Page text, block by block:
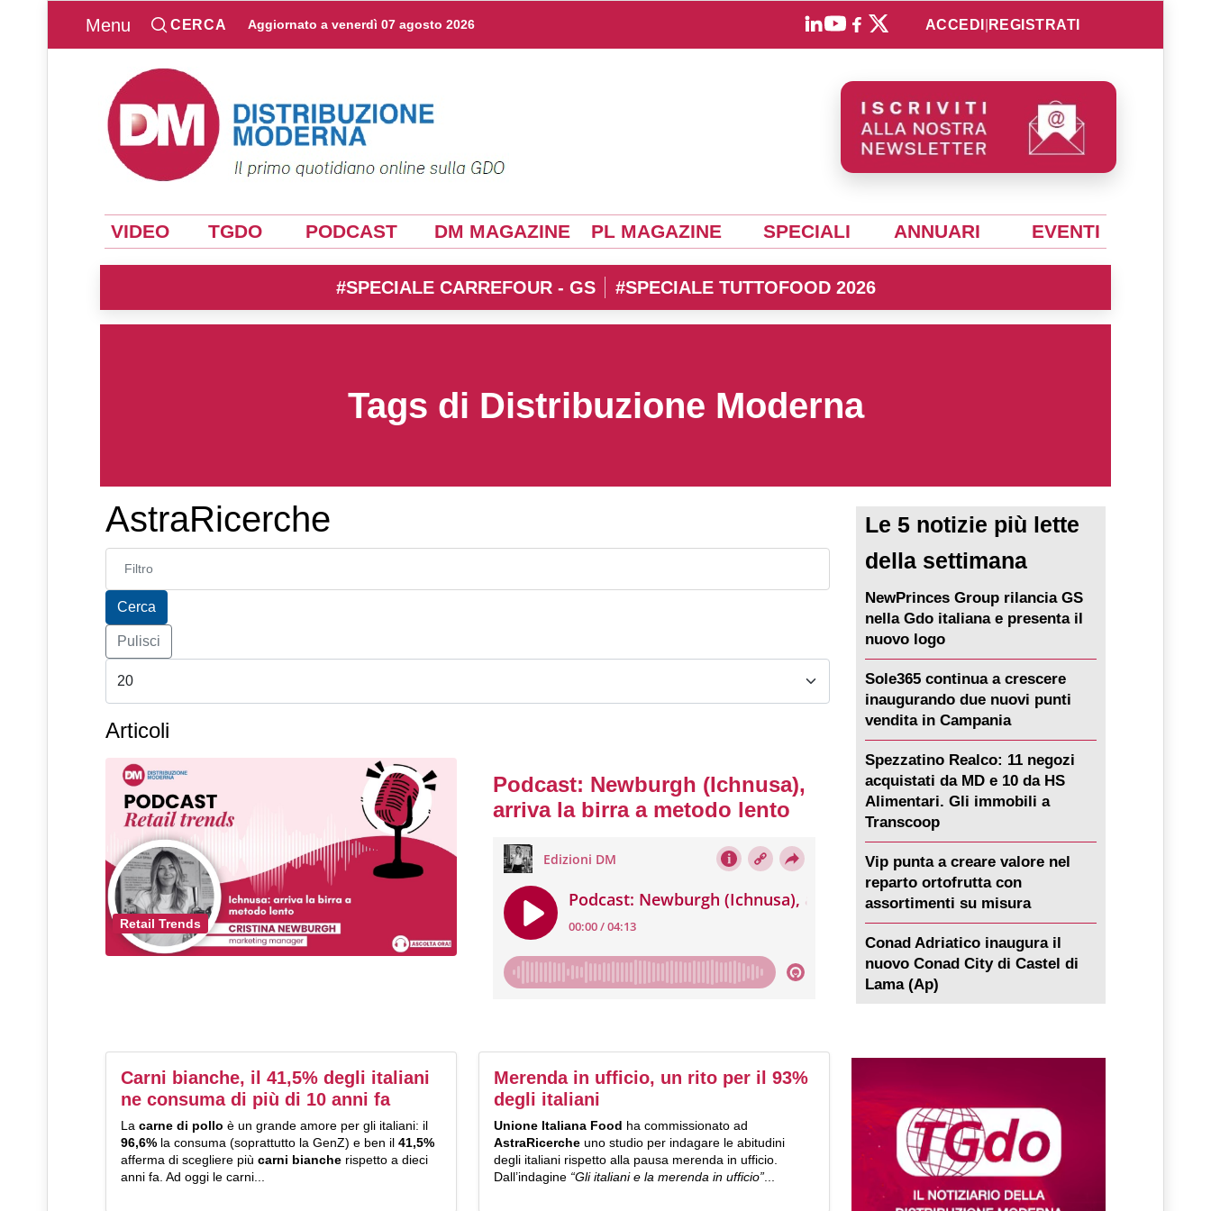
Menu CERCA Aggiornato a venerdì 07 agosto 2026 ACCEDI REGISTRATI
VIDEO TGDO PODCAST DM MAGAZINE PL MAGAZINE SPECIALI ANNUARI EVENTI
#SPECIALE CARREFOUR - GS #SPECIALE TUTTOFOOD 2026
Tags di Distribuzione Moderna
AstraRicerche
Inserisci parte del titolo
Cerca
Pulisci
Articoli
Retail Trends
Podcast: Newburgh (Ichnusa),
arriva la birra a metodo lento
Carni bianche, il 41,5% degli italiani
ne consuma di più di 10 anni fa
La carne di pollo è un grande amore per gli italiani: il
96,6% la consuma (soprattutto la GenZ) e ben il 41,5%
afferma di scegliere più carni bianche rispetto a dieci
anni fa. Ad oggi le carni...
Merenda in ufficio, un rito per il 93%
degli italiani
Unione Italiana Food ha commissionato ad
AstraRicercheuno studio per indagare le abitudini
degli italiani rispetto alla pausa merenda in ufficio.
Dall’indagine “Gli italiani e la merenda in ufficio”...
Le 5 notizie più lette
della settimana
NewPrinces Group rilancia GS
nella Gdo italiana e presenta il
nuovo logo
Sole365 continua a crescere
inaugurando due nuovi punti
vendita in Campania
Spezzatino Realco: 11 negozi
acquistati da MD e 10 da HS
Alimentari. Gli immobili a
Transcoop
Vip punta a creare valore nel
reparto ortofrutta con
assortimenti su misura
Conad Adriatico inaugura il
nuovo Conad City di Castel di
Lama (Ap)